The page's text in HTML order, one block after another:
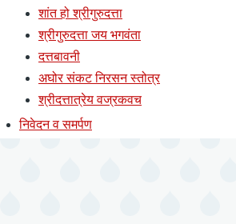
शांत हो श्रीगुरुदत्ता
श्रीगुरुदत्ता जय भगवंता
दत्तबावनी
अघोर संकट निरसन स्तोत्र
श्रीदत्तात्रेय वज्रकवच
निवेदन व समर्पण